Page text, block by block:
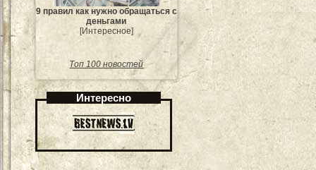
9 правил как нужно обращаться с
деньгами
[Интересное]
Топ 100 новостей
Интересно